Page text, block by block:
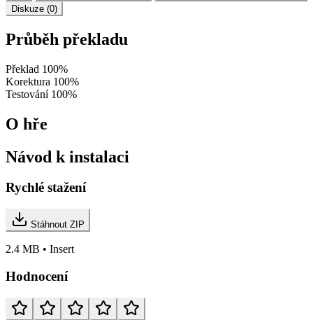
Diskuze (0)
Průběh překladu
Překlad 100%
Korektura 100%
Testování 100%
O hře
Návod k instalaci
Rychlé stažení
Stáhnout ZIP
2.4 MB • Insert
Hodnocení